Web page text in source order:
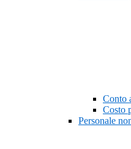
Conto
Costo
Personale